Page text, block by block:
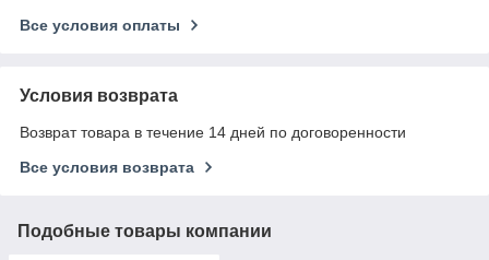
Все условия оплаты
Условия возврата
Возврат товара в течение 14 дней по договоренности
Все условия возврата
Подобные товары компании